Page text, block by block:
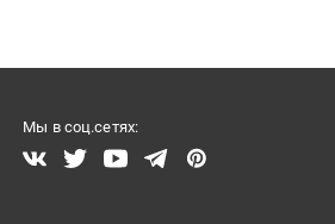
Мы в соц.сетях: